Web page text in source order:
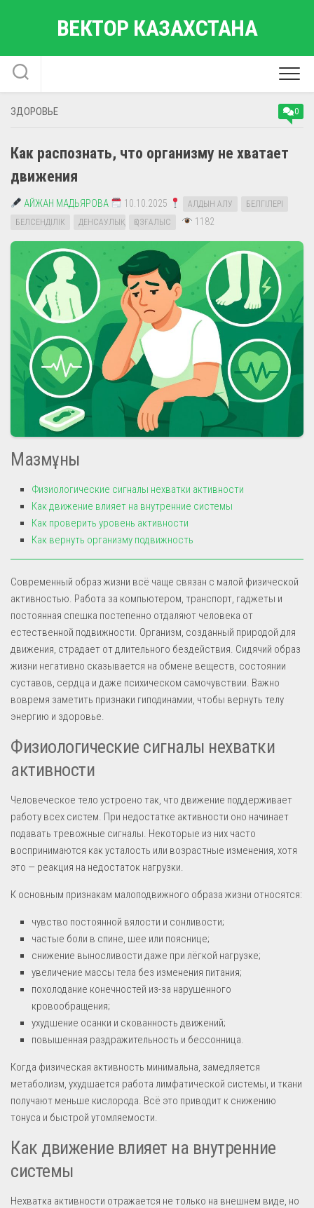
ВЕКТОР КАЗАХСТАНА
ЗДОРОВЬЕ 0
Как распознать, что организму не хватает
движения
АЙЖАН МАДЬЯРОВА 10.10.2025 АЛДЫН АЛУ
БЕЛГІЛЕРІ
БЕЛСЕНДІЛІК
ДЕНСАУЛЫҚ ҚОЗҒАЛЫС 1182
Мазмұны
Физиологические сигналы нехватки активности
Как движение влияет на внутренние системы
Как проверить уровень активности
Как вернуть организму подвижность
Современный образ жизни всё чаще связан с малой физической
активностью. Работа за компьютером, транспорт, гаджеты и
постоянная спешка постепенно отдаляют человека от
естественной подвижности. Организм, созданный природой для
движения, страдает от длительного бездействия. Сидячий образ
жизни негативно сказывается на обмене веществ, состоянии
суставов, сердца и даже психическом самочувствии. Важно
вовремя заметить признаки гиподинамии, чтобы вернуть телу
энергию и здоровье.
Физиологические сигналы нехватки
активности
Человеческое тело устроено так, что движение поддерживает
работу всех систем. При недостатке активности оно начинает
подавать тревожные сигналы. Некоторые из них часто
воспринимаются как усталость или возрастные изменения, хотя
это — реакция на недостаток нагрузки.
К основным признакам малоподвижного образа жизни относятся:
чувство постоянной вялости и сонливости;
частые боли в спине, шее или пояснице;
снижение выносливости даже при лёгкой нагрузке;
увеличение массы тела без изменения питания;
похолодание конечностей из-за нарушенного
кровообращения;
ухудшение осанки и скованность движений;
повышенная раздражительность и бессонница.
Когда физическая активность минимальна, замедляется
метаболизм, ухудшается работа лимфатической системы, и ткани
получают меньше кислорода. Всё это приводит к снижению
тонуса и быстрой утомляемости.
Как движение влияет на внутренние
системы
Нехватка активности отражается не только на внешнем виде, но